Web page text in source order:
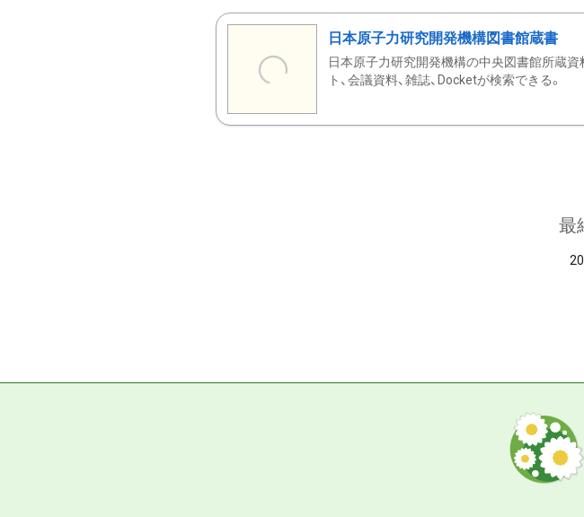
日本原子力研究開発機構図書館蔵書
日本原子力研究開発機構の中央図書館所蔵
ト、会議資料、雑誌、Docketが検索できる。
最